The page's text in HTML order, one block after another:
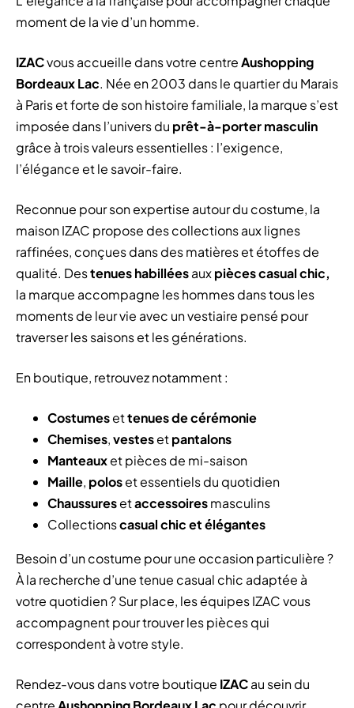
moment de la vie d’un homme.
IZACvous accueille dans votre centreAushopping
Bordeaux Lac. Née en 2003 dans le quartier du Marais
à Paris et forte de son histoire familiale, la marque s’est
imposée dans l’univers du prêt-à-porter masculin
grâce à trois valeurs essentielles : l’exigence,
l’élégance et le savoir-faire.
Reconnue pour son expertise autour du costume, la
maison IZAC propose des collections aux lignes
raffinées, conçues dans des matières et étoffes de
qualité. Destenues habilléesauxpièces casual chic,
la marque accompagne les hommes dans tous les
moments de leur vie avec un vestiaire pensé pour
traverser les saisons et les générations.
En boutique, retrouvez notamment :
Costumesettenues de cérémonie
Chemises,vestesetpantalons
Manteauxet pièces de mi-saison
Maille, poloset essentiels du quotidien
Chaussuresetaccessoiresmasculins
Collectionscasual chic et élégantes
Besoin d’un costume pour une occasion particulière ?
À la recherche d’une tenue casual chic adaptée à
votre quotidien ? Sur place, les équipes IZAC vous
accompagnent pour trouver les pièces qui
correspondent à votre style.
Rendez-vous dans votre boutique IZACau sein du